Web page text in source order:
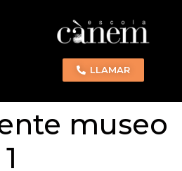
LLAMAR
museo